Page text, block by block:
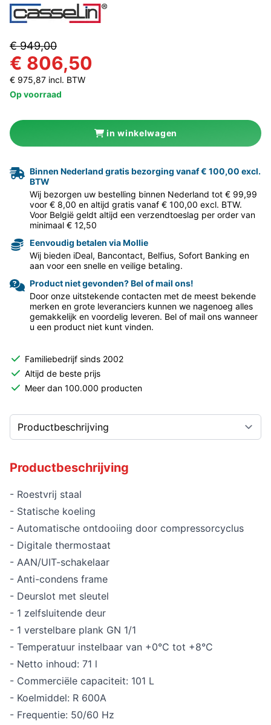
€ 949,00
€ 806,50
€ 975,87 incl. BTW
Op voorraad
in winkelwagen
Binnen Nederland gratis bezorging vanaf € 100,00 excl.
BTW
Wij bezorgen uw bestelling binnen Nederland tot € 99,99
voor € 8,00 en altijd gratis vanaf € 100,00 excl. BTW.
Voor België geldt altijd een verzendtoeslag per order van
minimaal € 12,50
Eenvoudig betalen via Mollie
Wij bieden iDeal, Bancontact, Belfius, Sofort Banking en
aan voor een snelle en veilige betaling.
Product niet gevonden? Bel of mail ons!
Door onze uitstekende contacten met de meest bekende
merken en grote leveranciers kunnen we nagenoeg alles
gemakkelijk en voordelig leveren. Bel of mail ons wanneer
u een product niet kunt vinden.
Familiebedrijf sinds 2002
Altijd de beste prijs
Meer dan 100.000 producten
Productbeschrijving
- Roestvrij staal
- Statische koeling
- Automatische ontdooiing door compressorcyclus
- Digitale thermostaat
- AAN/UIT-schakelaar
- Anti-condens frame
- Deurslot met sleutel
- 1 zelfsluitende deur
- 1 verstelbare plank GN 1/1
- Temperatuur instelbaar van +0°C tot +8°C
- Netto inhoud: 71 l
- Commerciële capaciteit: 101 L
- Koelmiddel: R 600A
- Frequentie: 50/60 Hz